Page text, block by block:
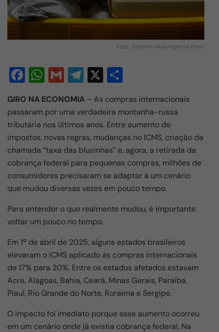
Foto: Joédson Alves/Agência Brasil
F
c
e
b
o
o
k
W
h
at
s
A
p
p
G
m
ail
T
e
gr
a
m
X
ar
e
GIRO NA ECONOMIA – As compras internacionais
passaram por uma verdadeira montanha-russa
tributária nos últimos anos. Entre aumento de
impostos, novas regras, mudanças no ICMS, criação da
chamada “taxa das blusinhas” e, agora, a retirada da
cobrança federal para pequenas compras, milhões de
consumidores precisaram se adaptar a um cenário
que mudou diversas vezes em pouco tempo.
Para entender o que realmente mudou, é importante
voltar um pouco no tempo.
Em 1º de abril de 2025, alguns estados brasileiros
elevaram o ICMS aplicado às compras internacionais
de 17% para 20%. Entre os estados afetados estavam
Acre, Alagoas, Bahia, Ceará, Minas Gerais, Paraíba,
Piauí, Rio Grande do Norte, Roraima e Sergipe.
O impacto foi imediato porque esse aumento ocorreu
em um cenário onde já existia cobrança federal. Na